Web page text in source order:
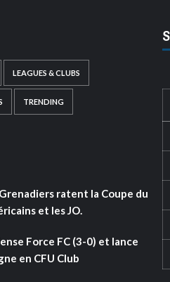
LEAGUES & CLUBS
TRENDING
ratent la Coupe du
et les JO.
Force FC (3-0) et lance
en CFU Club